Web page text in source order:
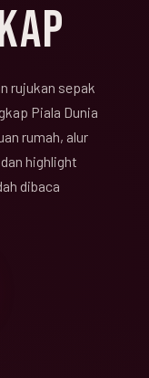
rujukan sepak
Piala Dunia
rumah, alur
highlight
dibaca